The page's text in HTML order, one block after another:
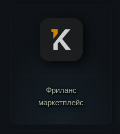
Фриланс
маркетплейс